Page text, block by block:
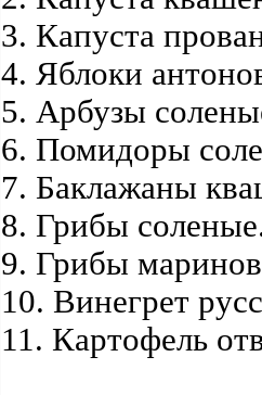
3. Капуста
4. Яблоки
5. Арбузы
6. Помидоры
7. Баклажаны
8. Грибы
9. Грибы
10. Винегрет
11. Картофель